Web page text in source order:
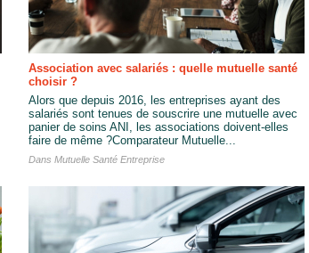
Association avec salariés : quelle mutuelle santé
choisir ?
Alors que depuis 2016, les entreprises ayant des
salariés sont tenues de souscrire une mutuelle avec
panier de soins ANI, les associations doivent-elles
faire de même ?Comparateur Mutuelle...
Dans Mutuelle Santé Entreprise